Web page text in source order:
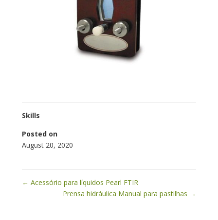
Skills
Posted on
August 20, 2020
← Acessório para líquidos Pearl FTIR
Prensa hidráulica Manual para pastilhas →